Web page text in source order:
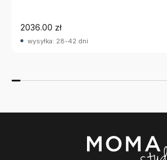
2036.00 zł
wysyłka: 28-42 dni